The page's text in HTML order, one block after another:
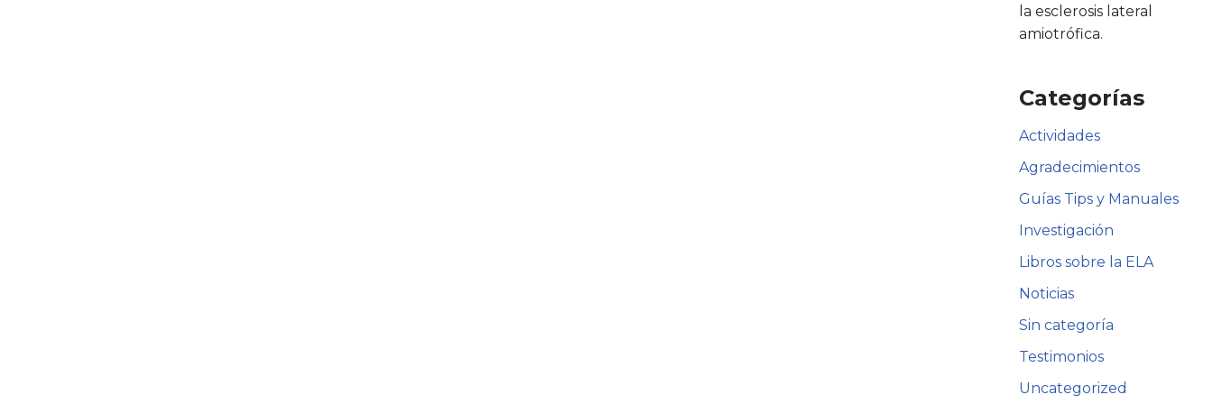
la esclerosis lateral
amiotrófica.
Categorías
Actividades
Agradecimientos
Guías Tips y Manuales
Investigación
Libros sobre la ELA
Noticias
Sin categoría
Testimonios
Uncategorized